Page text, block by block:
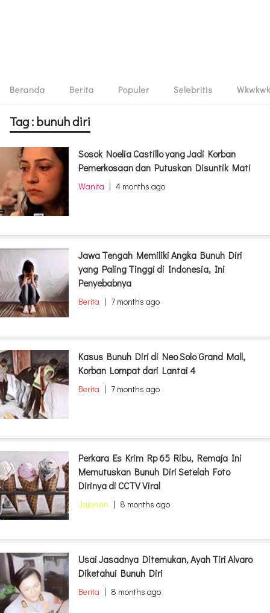
Beranda Berita Populer Selebritis Wkwkwk
Tag : bunuh diri
Sosok Noelia Castillo yang Jadi Korban
Pemerkosaan dan Putuskan Disuntik Mati
Wanita | 4 months ago
Jawa Tengah Memiliki Angka Bunuh Diri
yang Paling Tinggi di Indonesia, Ini
Penyebabnya
Berita | 7 months ago
Kasus Bunuh Diri di Neo Solo Grand Mall,
Korban Lompat dari Lantai 4
Berita | 7 months ago
Perkara Es Krim Rp 65 Ribu, Remaja Ini
Memutuskan Bunuh Diri Setelah Foto
Dirinya di CCTV Viral
Jajanan | 8 months ago
Usai Jasadnya Ditemukan, Ayah Tiri Alvaro
Diketahui Bunuh Diri
Berita | 8 months ago